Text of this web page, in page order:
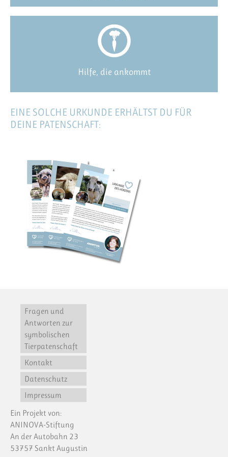
Hilfe, die ankommt
EINE SOLCHE URKUNDE ERHÄLTST DU FÜR
DEINE PATENSCHAFT:
Fragen und
Antworten zur
symbolischen
Tierpatenschaft
Kontakt
Datenschutz
Impressum
Ein Projekt von:
ANINOVA-Stiftung
An der Autobahn 23
53757 Sankt Augustin